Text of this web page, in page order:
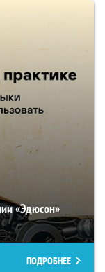
«Эдюсон»
ПОДРОБНЕЕ